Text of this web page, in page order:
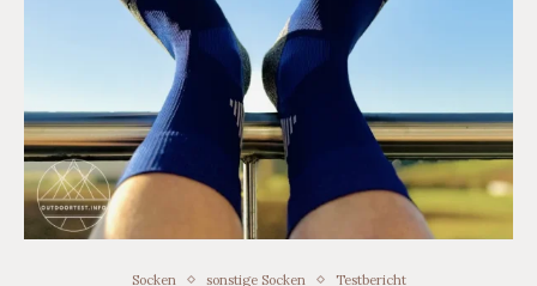
Socken sonstige Socken Testbericht